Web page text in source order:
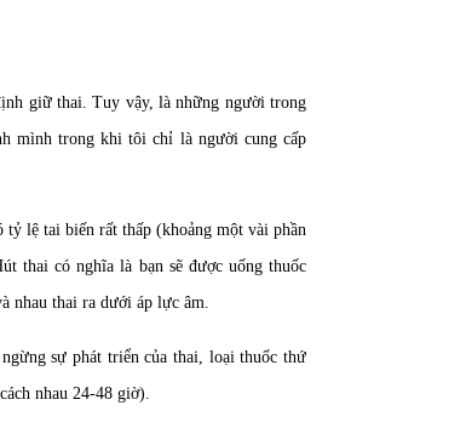
giữ thai. Tuy vậy, là những người trong
mình trong khi tôi chỉ là người cung cấp
lệ tai biến rất thấp (khoảng một vài phần
thai có nghĩa là bạn sẽ được uống thuốc
nhau thai ra dưới áp lực âm.
sự phát triển của thai, loại thuốc thứ
nhau 24-48 giờ).